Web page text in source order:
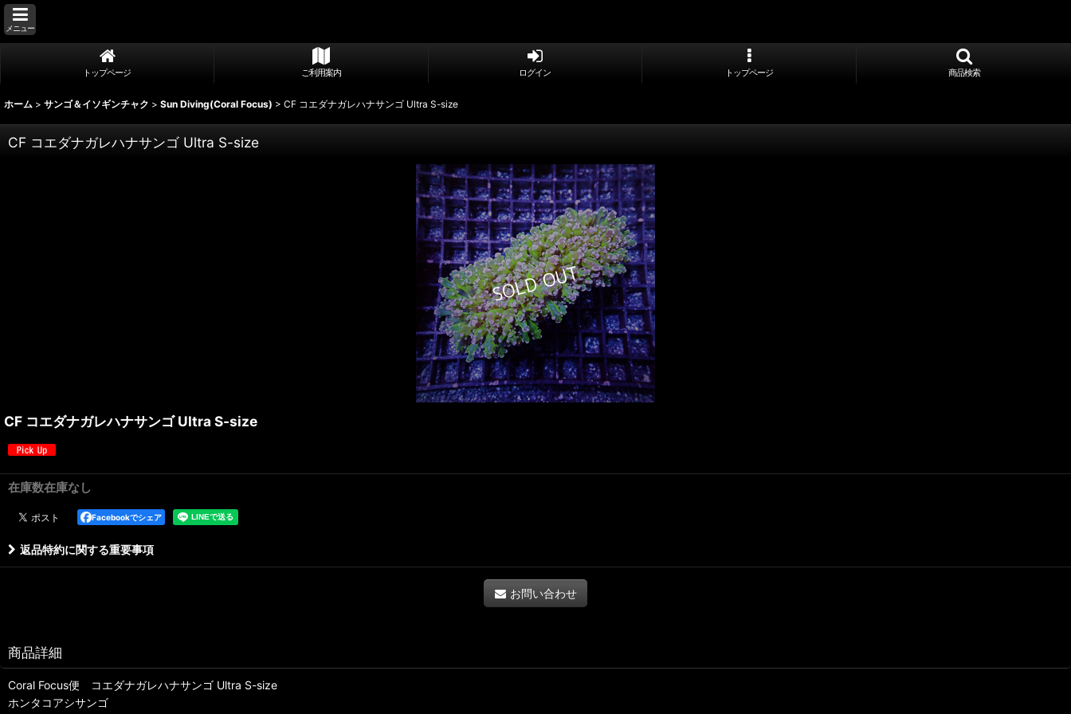
メニュー
トップページ ご利用案内 ログイン トップページ 商品検索
ホーム > サンゴ＆イソギンチャク > Sun Diving(Coral Focus) > CF コエダナガレハナサンゴ Ultra S-size
CF コエダナガレハナサンゴ Ultra S-size
CF コエダナガレハナサンゴ Ultra S-size
在庫数在庫なし
Facebookでシェア
返品特約に関する重要事項
お問い合わせ
商品詳細
Coral Focus便 コエダナガレハナサンゴ Ultra S-size
ホンタコアシサンゴ